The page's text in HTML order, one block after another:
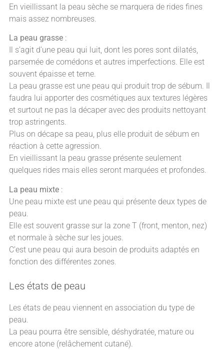
En vieillissant la peau sèche se marquera de rides fines
mais assez nombreuses.
La peau grasse:
Il s’agit d’une peau qui luit, dont les pores sont dilatés,
parsemée de comédons et autres imperfections. Elle est
souvent épaisse et terne.
La peau grasse est une peau qui produit trop de sébum. Il
faudra lui apporter des cosmétiques aux textures légères
et surtout ne pas la décaper avec des produits nettoyant
trop astringents.
Plus on décape sa peau, plus elle produit de sébum en
réaction à cette agression.
En vieillissant la peau grasse présente seulement
quelques rides mais elles seront marquées et profondes.
La peau mixte:
Une peau mixte est une peau qui présente deux types de
peau.
Elle est souvent grasse sur la zone T (front, menton, nez)
et normale à sèche sur les joues.
C’est une peau qui aura besoin de produits adaptés en
fonction des différentes zones.
Les états de peau
Les états de peau viennent en association du type de
peau.
La peau pourra être sensible, déshydratée, mature ou
encore atone (relâchement cutané).